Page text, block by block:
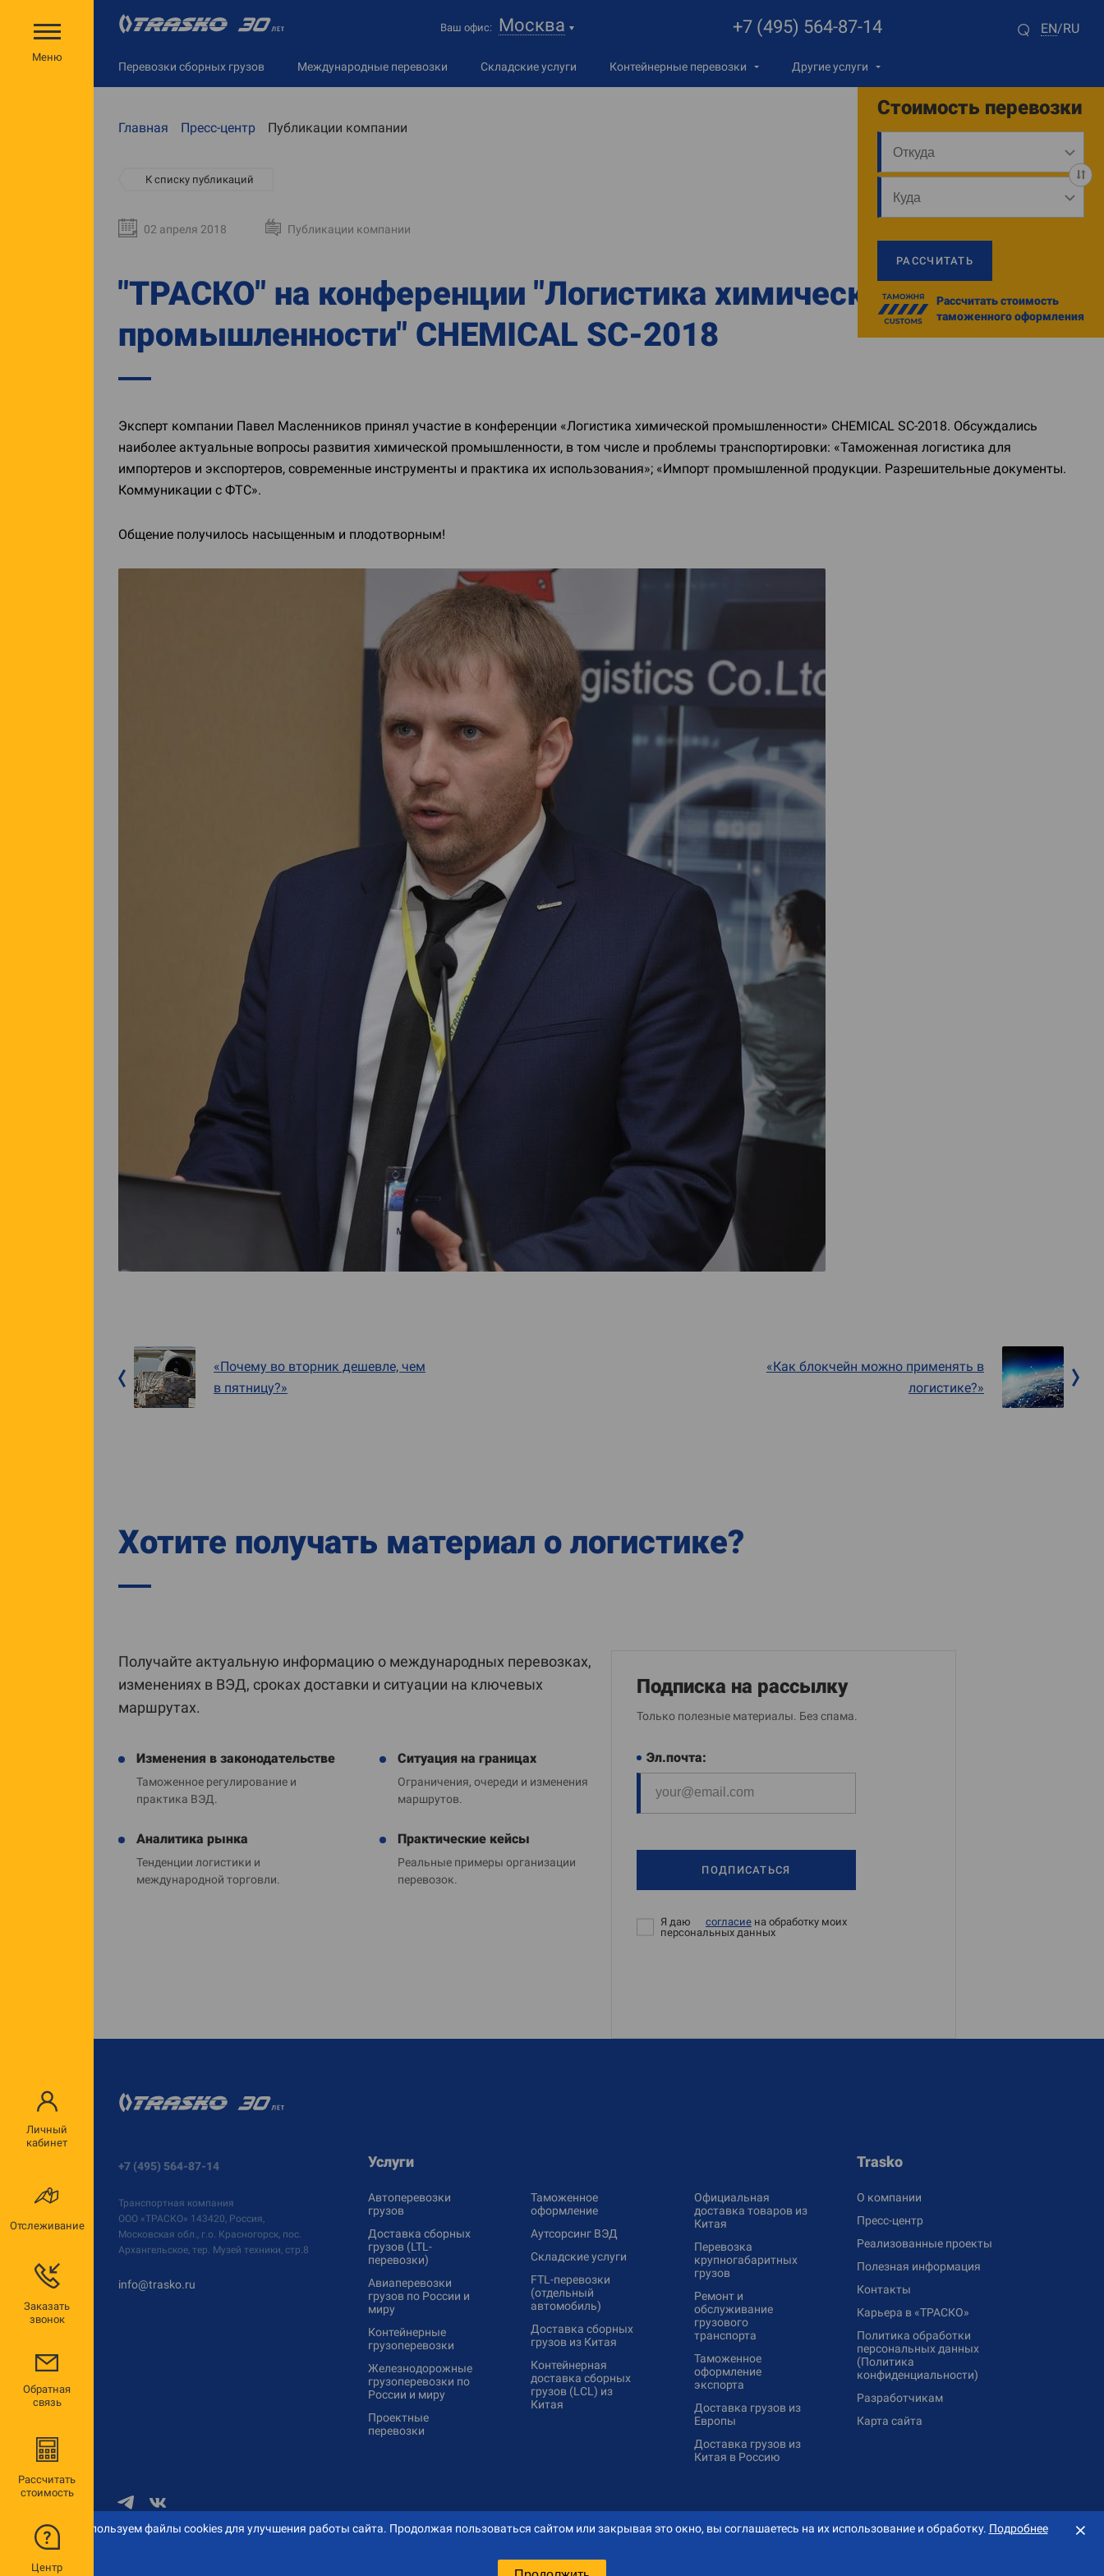
Меню
Личный
кабинет
Отслеживание
Заказать
звонок
Обратная
связь
Рассчитать
стоимость
Центр
Ваш офис: Москва +7 (495) 564-87-14 EN/RU
Перевозки сборных грузов Международные перевозки Складские услуги Контейнерные перевозки Другие услуги
Главная Пресс-центр Публикации компании
Стоимость перевозки
РАССЧИТАТЬ
Рассчитать стоимость
таможенного оформления
К списку публикаций
02 апреля 2018 Публикации компании
"ТРАСКО" на конференции "Логистика химической
промышленности" CHEMICAL SC-2018
Эксперт компании Павел Масленников принял участие в конференции «Логистика химической промышленности» CHEMICAL SC-2018. Обсуждались
наиболее актуальные вопросы развития химической промышленности, в том числе и проблемы транспортировки: «Таможенная логистика для
импортеров и экспортеров, современные инструменты и практика их использования»; «Импорт промышленной продукции. Разрешительные документы.
Коммуникации с ФТС».
Общение получилось насыщенным и плодотворным!
«Почему во вторник дешевле, чем
в пятницу?»
«Как блокчейн можно применять в
логистике?»
Хотите получать материал о логистике?
Получайте актуальную информацию о международных перевозках,
изменениях в ВЭД, сроках доставки и ситуации на ключевых
маршрутах.
Изменения в законодательстве
Таможенное регулирование и
практика ВЭД.
Ситуация на границах
Ограничения, очереди и изменения
маршрутов.
Аналитика рынка
Тенденции логистики и
международной торговли.
Практические кейсы
Реальные примеры организации
перевозок.
Подписка на рассылку
Только полезные материалы. Без спама.
Эл.почта:
ПОДПИСАТЬСЯ
Я даю согласие на обработку моих
персональных данных
+7 (495) 564-87-14
Транспортная компания
ООО «ТРАСКО» 143420, Россия,
Московская обл., г.о. Красногорск, пос.
Архангельское, тер. Музей техники, стр.8
info@trasko.ru
Услуги
Автоперевозки
грузов
Доставка сборных
грузов (LTL-
перевозки)
Авиаперевозки
грузов по России и
миру
Контейнерные
грузоперевозки
Железнодорожные
грузоперевозки по
России и миру
Проектные
перевозки
Таможенное
оформление
Аутсорсинг ВЭД
Складские услуги
FTL-перевозки
(отдельный
автомобиль)
Доставка сборных
грузов из Китая
Контейнерная
доставка сборных
грузов (LCL) из
Китая
Официальная
доставка товаров из
Китая
Перевозка
крупногабаритных
грузов
Ремонт и
обслуживание
грузового
транспорта
Таможенное
оформление
экспорта
Доставка грузов из
Европы
Доставка грузов из
Китая в Россию
Trasko
О компании
Пресс-центр
Реализованные проекты
Полезная информация
Контакты
Карьера в «ТРАСКО»
Политика обработки
персональных данных
(Политика
конфиденциальности)
Разработчикам
Карта сайта
© 2026 «ТРАСКО» Создание сайта — « Сибирикс ⨯
Мы используем файлы cookies для улучшения работы сайта. Продолжая пользоваться сайтом или закрывая это окно, вы соглашаетесь на их использование и обработку. Подробнее